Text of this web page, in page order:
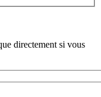
directement si vous